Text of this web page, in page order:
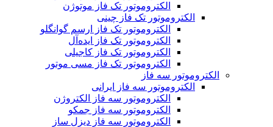
الکتروموتور تک فاز موتوژن
الکتروموتور تک فاز چینی
الکتروموتور تک فاز ارسم گوانگلو
الکتروموتور تک فاز ایده‌آل
الکتروموتور تک فاز کاجیلی
الکتروموتور تک فاز مسی موتور
الکتروموتور سه فاز
الکتروموتور سه فاز ایرانی
الکتروموتور سه فاز الکتروژن
الکتروموتور سه فاز جمکو
الکتروموتور سه فاز دیزل ساز